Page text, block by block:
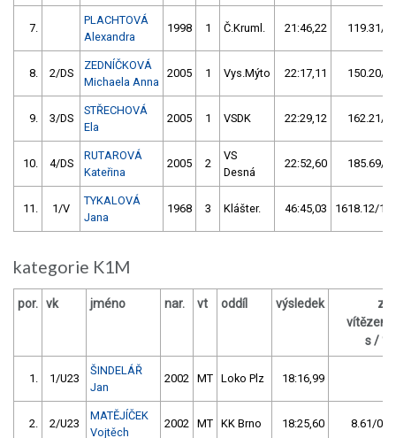
7.
PLACHTOVÁ
Alexandra
1998 1 Č.Kruml. 21:46,22 119.31/
8. 2/DS
ZEDNÍČKOVÁ
Michaela Anna
2005 1 Vys.Mýto 22:17,11 150.20/
9. 3/DS
STŘECHOVÁ
Ela
2005 1 VSDK 22:29,12 162.21/
10. 4/DS
RUTAROVÁ
Kateřina
2005 2
VS
Desná
22:52,60 185.69/
11. 1/V
TYKALOVÁ
Jana
1968 3 Klášter. 46:45,03 1618.12/
kategorie K1M
por. vk jméno nar. vt oddíl výsledek
za
vítězem
s / %
1. 1/U23
ŠINDELÁŘ
Jan
2002 MT Loko Plz 18:16,99
2. 2/U23
MATĚJÍČEK
Vojtěch
2002 MT KK Brno 18:25,60 8.61/0,8